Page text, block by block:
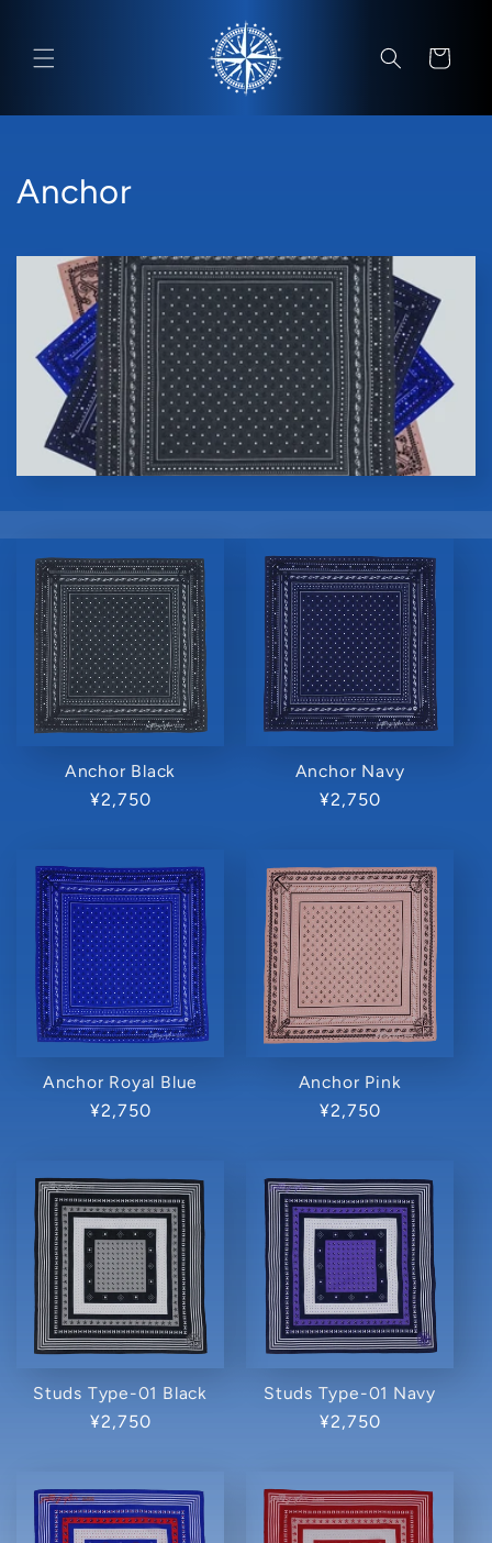
ー
コ
ョ
Anchor
Anchor Black
通
格
¥2,750
Anchor Navy
通
格
¥2,750
Anchor Royal Blue
通
格
¥2,750
Anchor Pink
通
格
¥2,750
Studs Type-01 Black
通
格
¥2,750
Studs Type-01 Navy
通
格
¥2,750